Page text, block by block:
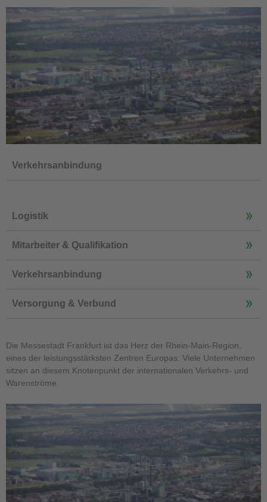
Verkehrsanbindung
Logistik
Mitarbeiter & Qualifikation
Verkehrsanbindung
Versorgung & Verbund
Die Messestadt Frankfurt ist das Herz der Rhein-Main-Region,
eines der leistungsstärksten Zentren Europas. Viele Unternehmen
sitzen an diesem Knotenpunkt der internationalen Verkehrs- und
Warenströme.